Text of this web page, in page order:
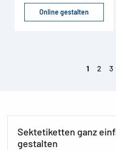
Online gestalten
1 2 3
Sektetiketten ganz
gestalten